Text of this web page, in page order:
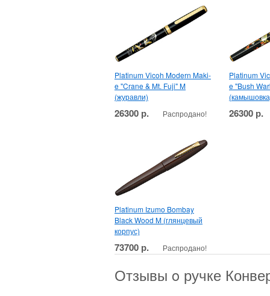
Platinum Vicoh Modern Maki-
e "Crane & Mt. Fuji" M
(журавли)
26300 р. Распродано!
Platinum
e "Bush
26300 р.
Platinum Izumo Bombay
Black Wood M (глянцевый
корпус)
73700 р. Распродано!
Отзывы o ручке